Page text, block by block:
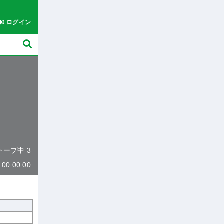
ログイン
ープ中 3
00:00:00